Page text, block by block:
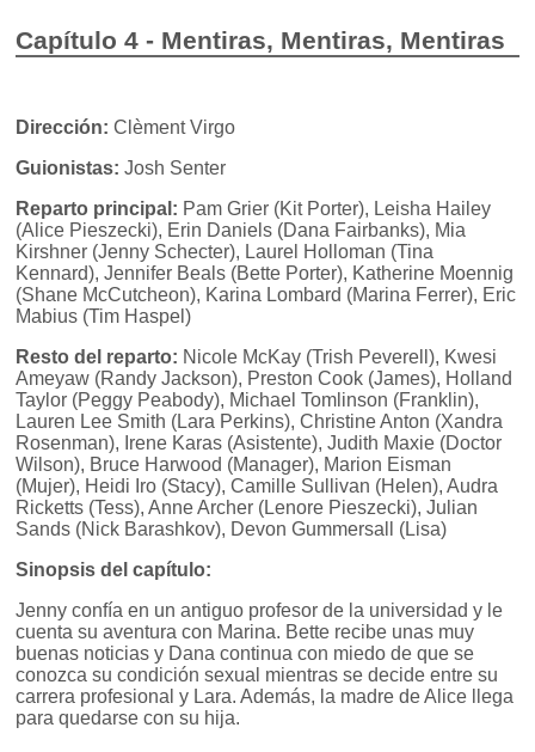
Capítulo 4 - Mentiras, Mentiras, Mentiras
Dirección: Clèment Virgo
Guionistas: Josh Senter
Reparto principal: Pam Grier (Kit Porter), Leisha Hailey
(Alice Pieszecki), Erin Daniels (Dana Fairbanks), Mia
Kirshner (Jenny Schecter), Laurel Holloman (Tina
Kennard), Jennifer Beals (Bette Porter), Katherine Moennig
(Shane McCutcheon), Karina Lombard (Marina Ferrer), Eric
Mabius (Tim Haspel)
Resto del reparto: Nicole McKay (Trish Peverell), Kwesi
Ameyaw (Randy Jackson), Preston Cook (James), Holland
Taylor (Peggy Peabody), Michael Tomlinson (Franklin),
Lauren Lee Smith (Lara Perkins), Christine Anton (Xandra
Rosenman), Irene Karas (Asistente), Judith Maxie (Doctor
Wilson), Bruce Harwood (Manager), Marion Eisman
(Mujer), Heidi Iro (Stacy), Camille Sullivan (Helen), Audra
Ricketts (Tess), Anne Archer (Lenore Pieszecki), Julian
Sands (Nick Barashkov), Devon Gummersall (Lisa)
Sinopsis del capítulo:
Jenny confía en un antiguo profesor de la universidad y le
cuenta su aventura con Marina. Bette recibe unas muy
buenas noticias y Dana continua con miedo de que se
conozca su condición sexual mientras se decide entre su
carrera profesional y Lara. Además, la madre de Alice llega
para quedarse con su hija.